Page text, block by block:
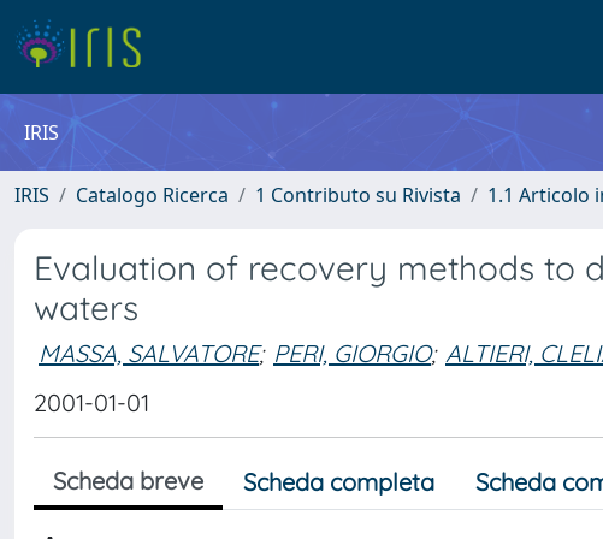
IRIS
IRIS Catalogo Ricerca 1 Contributo su Rivista 1.1 Articolo
Evaluation of recovery methods to
waters
MASSA, SALVATORE; PERI, GIORGIO; ALTIERI,
2001-01-01
Scheda breve Scheda completa Scheda